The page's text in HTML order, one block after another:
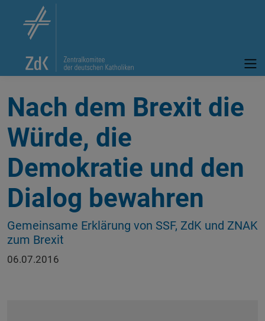
Nach dem Brexit die
Würde, die
Demokratie und den
Dialog bewahren
Gemeinsame Erklärung von SSF, ZdK und ZNAK
zum Brexit
06.07.2016